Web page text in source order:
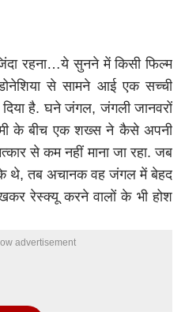
रहना…ये सुनने में किसी फिल्म
से सामने आई एक सच्ची
है. घने जंगल, जंगली जानवरों
के बीच एक शख्स ने कैसे अपनी
से कम नहीं माना जा रहा. जब
थे, तब अचानक वह जंगल में बेहद
रेस्क्यू करने वालों के भी होश
advertisement